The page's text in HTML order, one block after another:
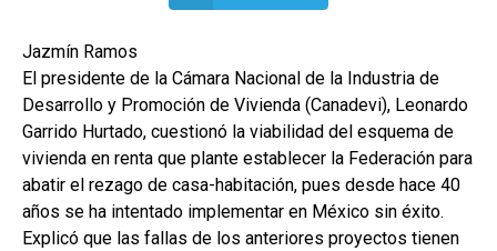
Jazmín Ramos
El presidente de la Cámara Nacional de la Industria de
Desarrollo y Promoción de Vivienda (Canadevi), Leonardo
Garrido Hurtado, cuestionó la viabilidad del esquema de
vivienda en renta que plante establecer la Federación para
abatir el rezago de casa-habitación, pues desde hace 40
años se ha intentado implementar en México sin éxito.
Explicó que las fallas de los anteriores proyectos tienen